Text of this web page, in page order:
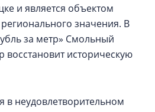
и является объектом
значения. В
за метр» Смольный
восстановит историческую
в неудовлетворительном